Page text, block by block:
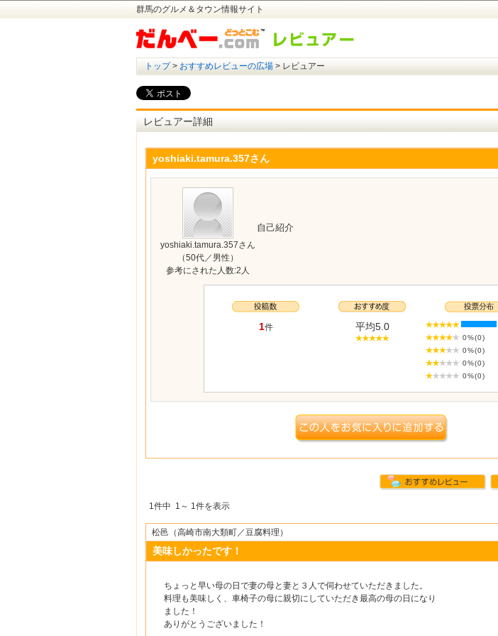
群馬のグルメ＆タウン情報サイト
トップ> おすすめレビューの広場 > レビュアー
レビュアー詳細
yoshiaki.tamura.357さん
yoshiaki.tamura.357さん
（50代／男性）
参考にされた人数:2人
自己紹介
1件 平均5.0
0%(0)
0%(0)
0%(0)
0%(0)
1件中 1～ 1件を表示
松邑（高崎市南大類町／豆腐料理）
美味しかったです！
ちょっと早い母の日で妻の母と妻と３人で伺わせていただきました。
料理も美味しく、車椅子の母に親切にしていただき最高の母の日になり
ました！
ありがとうございました！